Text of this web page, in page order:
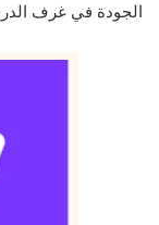
الجودة في غرف